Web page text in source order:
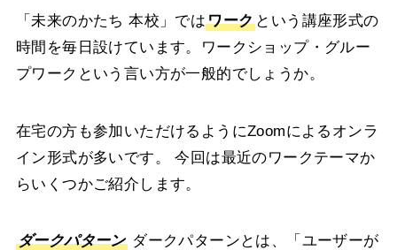
「未来のかたち 本校」ではワーク という講座形式の
時間を毎日設けています。
ワークショップ・グルー
プワークという言い方が一般的でしょうか。
在宅の方も参加いただけるようにZoomによるオンラ
イン形式が多いです。今回は最近のワークテーマか
らいくつかご紹介します。
ダークパターン ダークパターンとは、「ユーザーが